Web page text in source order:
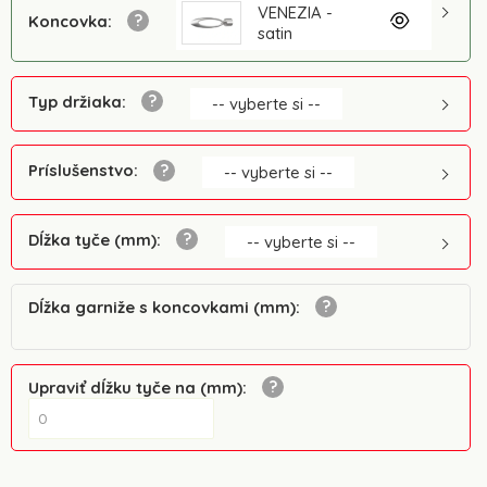
Koncovka:
VENEZIA -
satin
Typ držiaka: -- vyberte si --
Príslušenstvo: -- vyberte si --
Dĺžka tyče (mm): -- vyberte si --
Dĺžka garniže s koncovkami (mm):
Upraviť dĺžku tyče na (mm):